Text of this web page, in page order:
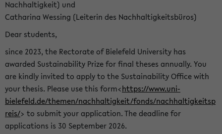
Nachhaltigkeit) und
Catharina Wessing (Leiterin des Nachhaltigkeitsbüros)
Dear students,
since 2023, the Rectorate of Bielefeld University has
awarded Sustainability Prize for final theses annually. You
are kindly invited to apply to the Sustainability Office with
your thesis. Please use this form<https://www.uni-
bielefeld.de/themen/nachhaltigkeit/fonds/nachhaltigkeitsp
reis/> to submit your application. The deadline for
applications is 30 September 2026.